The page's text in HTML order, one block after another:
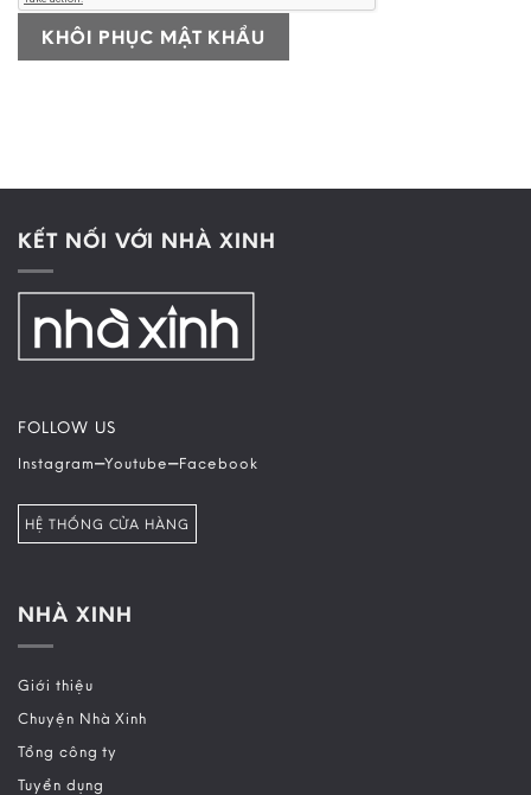
KHÔI PHỤC MẬT KHẨU
KẾT NỐI VỚI NHÀ XINH
FOLLOW US
Instagram–Youtube–Facebook
HỆ THỐNG CỬA HÀNG
NHÀ XINH
Giới thiệu
Chuyện Nhà Xinh
Tổng công ty
Tuyển dụng